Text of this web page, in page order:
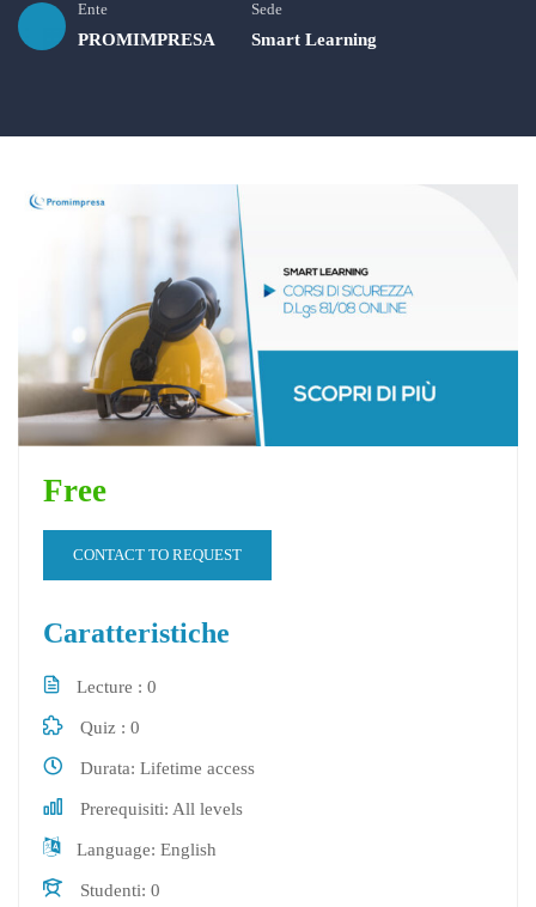
Ente
PROMIMPRESA
Sede
Smart Learning
Free
CONTACT TO REQUEST
Caratteristiche
Lecture 0
Quiz 0
Durata Lifetime access
Prerequisiti All levels
Language English
Studenti 0